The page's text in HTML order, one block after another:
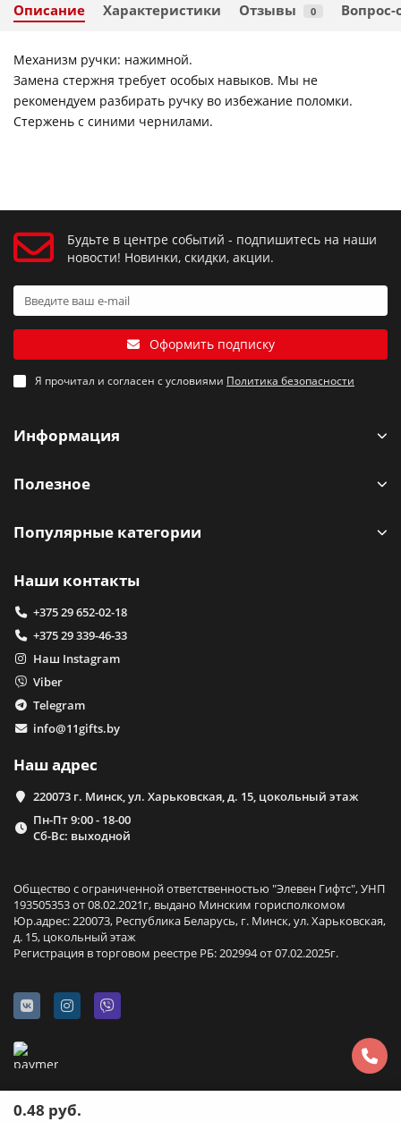
Описание Характеристики Отзывы 0 Вопрос-
Механизм ручки: нажимной.
Замена стержня требует особых навыков. Мы не
рекомендуем разбирать ручку во избежание поломки.
Стержень с синими чернилами.
Будьте в центре событий - подпишитесь на наши
новости! Новинки, скидки, акции.
Оформить подписку
Я прочитал и согласен с условиями Политика безопасности
Информация
Полезное
Популярные категории
Наши контакты
+375 29 652-02-18
+375 29 339-46-33
Наш Instagram
Viber
Telegram
info@11gifts.by
Наш адрес
220073 г. Минск, ул. Харьковская, д. 15, цокольный этаж
Пн-Пт 9:00 - 18-00
Сб-Вс: выходной
Общество с ограниченной ответственностью "Элевен Гифтс", УНП
193505353 от 08.02.2021г, выдано Минским горисполкомом
Юр.адрес: 220073, Республика Беларусь, г. Минск, ул. Харьковская,
д. 15, цокольный этаж
Регистрация в торговом реестре РБ: 202994 от 07.02.2025г.
0.48 руб.